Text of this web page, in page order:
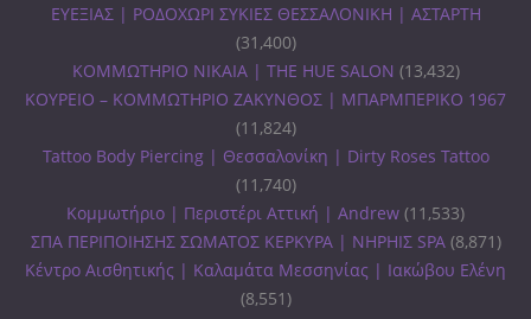
ΕΥΕΞΙΑΣ | ΡΟΔΟΧΩΡΙ ΣΥΚΙΕΣ ΘΕΣΣΑΛΟΝΙΚΗ | ΑΣΤΑΡΤΗ
(31,400)
ΚΟΜΜΩΤΗΡΙΟ ΝΙΚΑΙΑ | THE HUE SALON (13,432)
ΚΟΥΡΕΙΟ – ΚΟΜΜΩΤΗΡΙΟ ΖΑΚΥΝΘΟΣ | ΜΠΑΡΜΠΕΡΙΚΟ 1967
(11,824)
Tattoo Body Piercing | Θεσσαλονίκη | Dirty Roses Tattoo
(11,740)
Κομμωτήριο | Περιστέρι Αττική | Andrew (11,533)
ΣΠΑ ΠΕΡΙΠΟΙΗΣΗΣ ΣΩΜΑΤΟΣ ΚΕΡΚΥΡΑ | ΝΗΡΗΙΣ SPA (8,871)
Κέντρο Αισθητικής | Καλαμάτα Μεσσηνίας | Ιακώβου Ελένη
(8,551)